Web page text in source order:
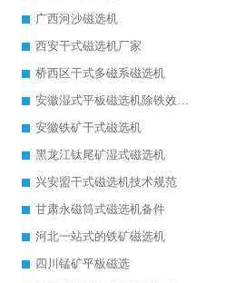
广西河沙磁选机
西安干式磁选机厂家
桥西区干式多磁系磁选机
安徽湿式平板磁选机除铁效果怎么样
安徽铁矿干式磁选机
黑龙江钛尾矿湿式磁选机
兴安盟干式磁选机技术规范
甘肃永磁筒式磁选机备件
河北一站式的铁矿磁选机
四川锰矿平板磁选